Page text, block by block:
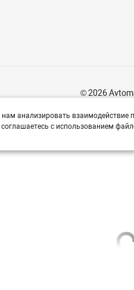
© 2026
анализировать взаимодействие
с использованием